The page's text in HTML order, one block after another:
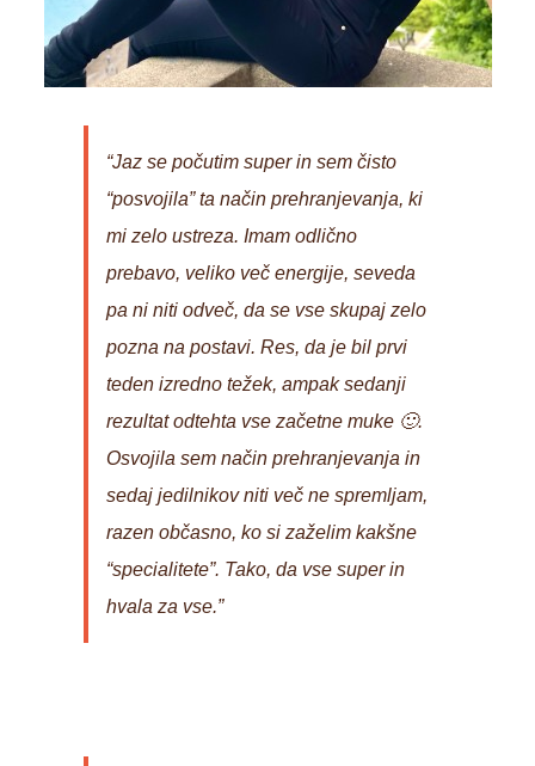
“Jaz se počutim super in sem čisto
“posvojila” ta način prehranjevanja, ki
mi zelo ustreza. Imam odlično
prebavo, veliko več energije, seveda
pa ni niti odveč, da se vse skupaj zelo
pozna na postavi. Res, da je bil prvi
teden izredno težek, ampak sedanji
rezultat odtehta vse začetne muke 🙂.
Osvojila sem način prehranjevanja in
sedaj jedilnikov niti več ne spremljam,
razen občasno, ko si zaželim kakšne
“specialitete”. Tako, da vse super in
hvala za vse.”